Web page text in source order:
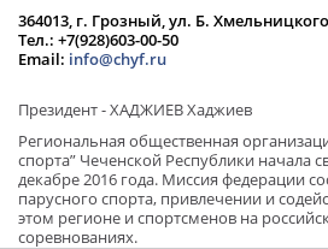
364013, г. Грозный, ул. Б.
Тел.: +7(928)603-00-50
Email: info@chyf.ru
Президент - ХАДЖИЕВ Хаджиев
Региональная общественная
спорта” Чеченской Республики начала
декабре 2016 года. Миссия федерации
парусного спорта, привлечении и
этом регионе и спортсменов на
соревнованиях.